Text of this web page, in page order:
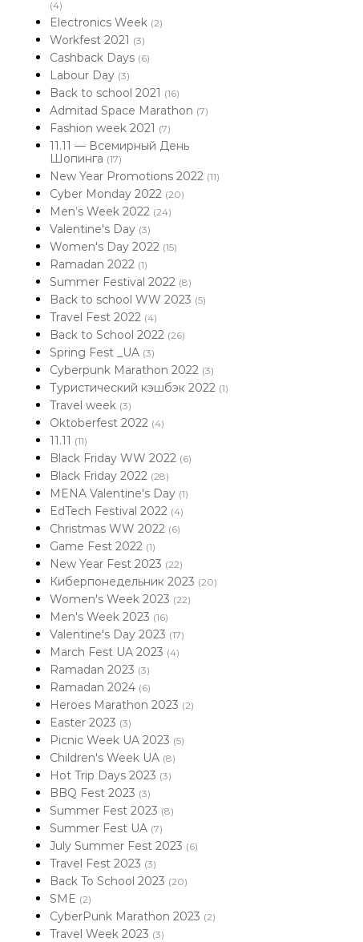
(4)
Electronics Week (2)
Workfest 2021 (3)
Cashback Days (6)
Labour Day (3)
Back to school 2021 (16)
Admitad Space Marathon (7)
Fashion week 2021 (7)
11.11 — Всемирный День
Шопинга (17)
New Year Promotions 2022 (11)
Cyber Monday 2022 (20)
Men’s Week 2022 (24)
Valentine's Day (3)
Women's Day 2022 (15)
Ramadan 2022 (1)
Summer Festival 2022 (8)
Back to school WW 2023 (5)
Travel Fest 2022 (4)
Back to School 2022 (26)
Spring Fest _UA (3)
Cyberpunk Marathon 2022 (3)
Туристический кэшбэк 2022 (1)
Travel week (3)
Oktoberfest 2022 (4)
11.11 (11)
Black Friday WW 2022 (6)
Black Friday 2022 (28)
MENA Valentine's Day (1)
EdTech Festival 2022 (4)
Christmas WW 2022 (6)
Game Fest 2022 (1)
New Year Fest 2023 (22)
Киберпонедельник 2023 (20)
Women's Week 2023 (22)
Men's Week 2023 (16)
Valentine's Day 2023 (17)
March Fest UA 2023 (4)
Ramadan 2023 (3)
Ramadan 2024 (6)
Heroes Marathon 2023 (2)
Easter 2023 (3)
Picnic Week UA 2023 (5)
Children's Week UA (8)
Hot Trip Days 2023 (3)
BBQ Fest 2023 (3)
Summer Fest 2023 (8)
Summer Fest UA (7)
July Summer Fest 2023 (6)
Travel Fest 2023 (3)
Back To School 2023 (20)
SME (2)
CyberPunk Marathon 2023 (2)
Travel Week 2023 (3)